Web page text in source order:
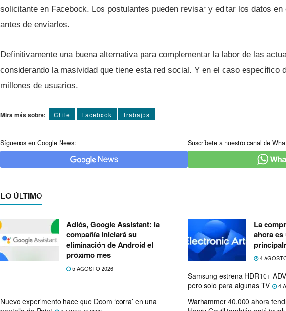
solicitante en Facebook. Los postulantes pueden revisar y editar los datos en
antes de enviarlos.
Definitivamente una buena alternativa para complementar la labor de las
considerando la masividad que tiene esta red social. Y en el caso especí­fico
millones de usuarios.
Mira más sobre: Chile Facebook Trabajos
Síguenos en Google News: Suscríbete a nuestro canal de
LO ÚLTIMO
Adiós, Google Assistant: la
compañía iniciará su
eliminación de Android el
próximo mes
5 AGOSTO 2026
La
ahora es
4
Samsung estrena HDR10+
pero solo para algunas TV
4
Nuevo experimento hace que Doom ‘corra’ en una
Warhammer 40.000 ahora